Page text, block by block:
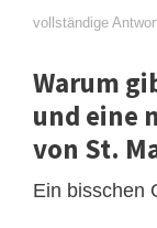
vollständige
Warum
und eine
von St.
Ein bisschen